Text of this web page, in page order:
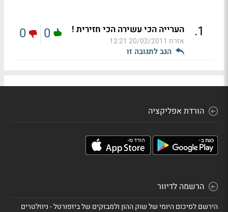
1
. הערייה הכי עשירה הכי חזירית !
אזרח 20/02/2011 12:21
הגב לתגובה זו
0
0
הורדת אפליקציה
הרשמה לדיוור
הירשם לסיכום היומי של שוק ההון ולמבזקים של ביזפורטל - ניוזלטרים